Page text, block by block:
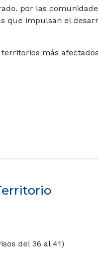
por las
que impulsan el
más
del 36 al 41)